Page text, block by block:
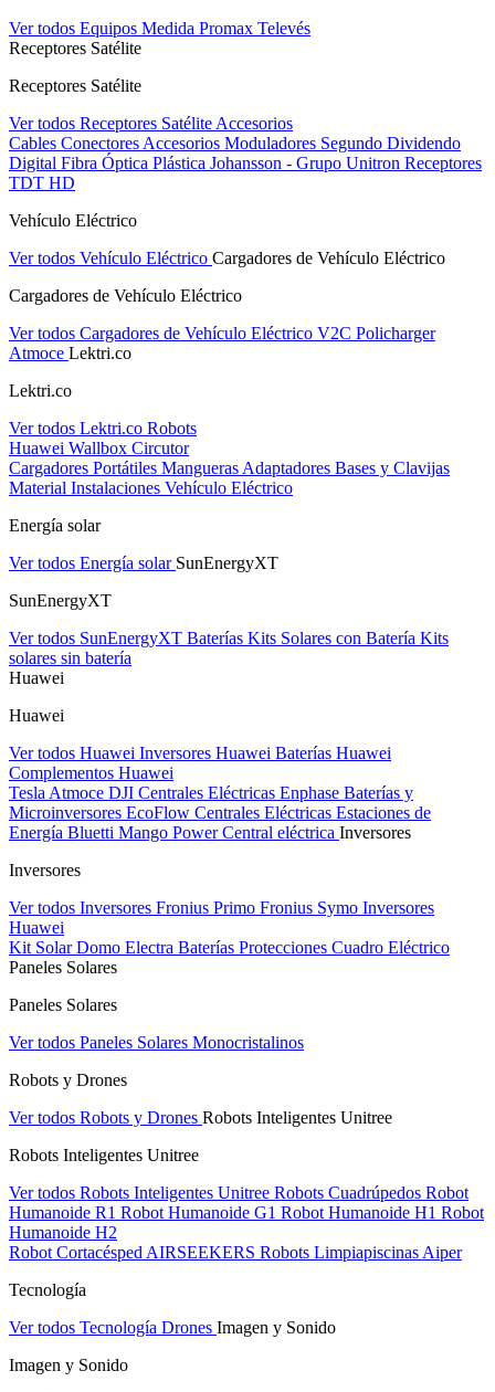
Ver todos Equipos Medida Promax Televés
Receptores Satélite
Receptores Satélite
Ver todos Receptores Satélite Accesorios
Cables Conectores Accesorios Moduladores Segundo Dividendo
Digital Fibra Óptica Plástica Johansson - Grupo Unitron Receptores
TDT HD
Vehículo Eléctrico
Ver todos Vehículo Eléctrico Cargadores de Vehículo Eléctrico
Cargadores de Vehículo Eléctrico
Ver todos Cargadores de Vehículo Eléctrico V2C Policharger
Atmoce Lektri.co
Lektri.co
Ver todos Lektri.co Robots
Huawei Wallbox Circutor
Cargadores Portátiles Mangueras Adaptadores Bases y Clavijas
Material Instalaciones Vehículo Eléctrico
Energía solar
Ver todos Energía solar SunEnergyXT
SunEnergyXT
Ver todos SunEnergyXT Baterías Kits Solares con Batería Kits
solares sin batería
Huawei
Huawei
Ver todos Huawei Inversores Huawei Baterías Huawei
Complementos Huawei
Tesla Atmoce DJI Centrales Eléctricas Enphase Baterías y
Microinversores EcoFlow Centrales Eléctricas Estaciones de
Energía Bluetti Mango Power Central eléctrica Inversores
Inversores
Ver todos Inversores Fronius Primo Fronius Symo Inversores
Huawei
Kit Solar Domo Electra Baterías Protecciones Cuadro Eléctrico
Paneles Solares
Paneles Solares
Ver todos Paneles Solares Monocristalinos
Robots y Drones
Ver todos Robots y Drones Robots Inteligentes Unitree
Robots Inteligentes Unitree
Ver todos Robots Inteligentes Unitree Robots Cuadrúpedos Robot
Humanoide R1 Robot Humanoide G1 Robot Humanoide H1 Robot
Humanoide H2
Robot Cortacésped AIRSEEKERS Robots Limpiapiscinas Aiper
Tecnología
Ver todos Tecnología Drones Imagen y Sonido
Imagen y Sonido